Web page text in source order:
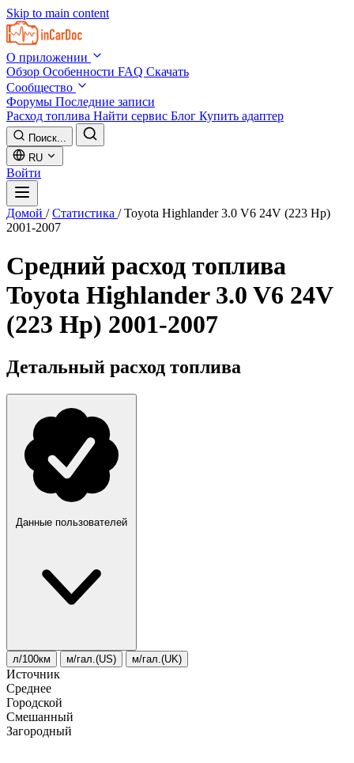
Skip to main content
О приложении
Обзор Особенности FAQ Скачать
Сообщество
Форумы Последние записи
Расход топлива Найти сервис Блог Купить адаптер
Поиск...
RU
Войти
Домой / Статистика / Toyota Highlander 3.0 V6 24V (223 Hp)
2001-2007
Средний расход топлива
Toyota Highlander 3.0 V6 24V
(223 Hp) 2001-2007
Детальный расход топлива
Данные пользователей
л/100км м/гал.(US) м/гал.(UK)
Источник
Среднее
Городской
Смешанный
Загородный